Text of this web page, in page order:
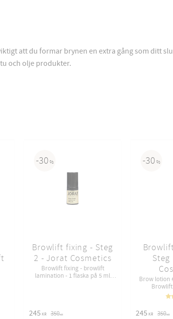
att du formar brynen en extra gång som ditt
och olje produkter.
Browlift fixing - Steg
2 - Jorat Cosmetics
Browlift fixing - browlift
lamination - 1 flaska på 5 ml
245 KR 350KR
30 %
Steg
Brow lotion
245 KR 350KR
30 %